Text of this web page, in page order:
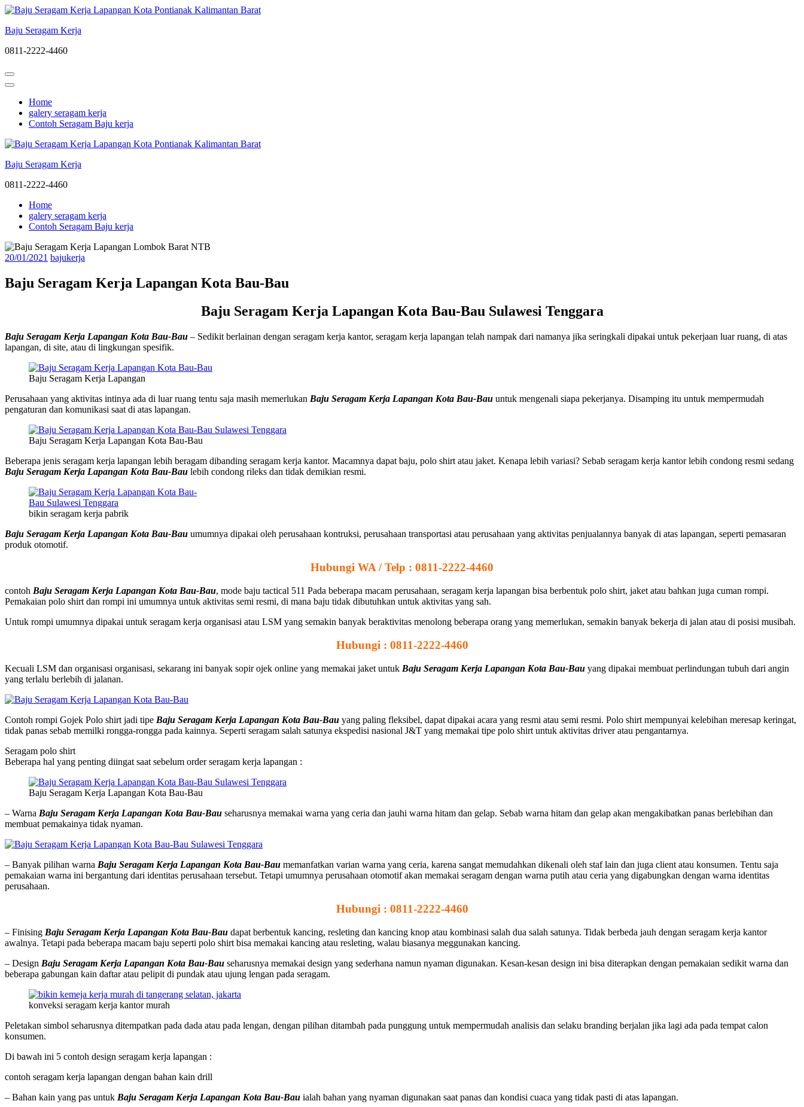
Lompat
konten
Enter)
Baju Seragam Kerja
0811-2222-4460
Home
galery seragam kerja
Contoh Seragam Baju kerja
Baju Seragam Kerja
0811-2222-4460
Home
galery seragam kerja
Contoh Seragam Baju kerja
20/01/2021 bajukerja
Baju Seragam Kerja Lapangan Kota Bau-Bau
Baju Seragam Kerja Lapangan Kota Bau-Bau Sulawesi Tenggara
Baju Seragam Kerja Lapangan Kota Bau-Bau – Sedikit berlainan dengan seragam kerja kantor, seragam kerja lapangan telah nampak dari namanya jika seringkali dipakai untuk pekerjaan luar ruang, di atas
lapangan, di site, atau di lingkungan spesifik.
Baju Seragam Kerja Lapangan
Perusahaan yang aktivitas intinya ada di luar ruang tentu saja masih memerlukan Baju Seragam Kerja Lapangan Kota Bau-Bau untuk mengenali siapa pekerjanya. Disamping itu untuk mempermudah
pengaturan dan komunikasi saat di atas lapangan.
Baju Seragam Kerja Lapangan Kota Bau-Bau
Beberapa jenis seragam kerja lapangan lebih beragam dibanding seragam kerja kantor. Macamnya dapat baju, polo shirt atau jaket. Kenapa lebih variasi? Sebab seragam kerja kantor lebih condong resmi sedang
Baju Seragam Kerja Lapangan Kota Bau-Bau lebih condong rileks dan tidak demikian resmi.
bikin seragam kerja pabrik
Baju Seragam Kerja Lapangan Kota Bau-Bau umumnya dipakai oleh perusahaan kontruksi, perusahaan transportasi atau perusahaan yang aktivitas penjualannya banyak di atas lapangan, seperti pemasaran
produk otomotif.
Hubungi WA / Telp : 0811-2222-4460
contoh Baju Seragam Kerja Lapangan Kota Bau-Bau, mode baju tactical 511 Pada beberapa macam perusahaan, seragam kerja lapangan bisa berbentuk polo shirt, jaket atau bahkan juga cuman rompi.
Pemakaian polo shirt dan rompi ini umumnya untuk aktivitas semi resmi, di mana baju tidak dibutuhkan untuk aktivitas yang sah.
Untuk rompi umumnya dipakai untuk seragam kerja organisasi atau LSM yang semakin banyak beraktivitas menolong beberapa orang yang memerlukan, semakin banyak bekerja di jalan atau di posisi musibah.
Hubungi : 0811-2222-4460
Kecuali LSM dan organisasi organisasi, sekarang ini banyak sopir ojek online yang memakai jaket untuk Baju Seragam Kerja Lapangan Kota Bau-Bau yang dipakai membuat perlindungan tubuh dari angin
yang terlalu berlebih di jalanan.
Contoh rompi Gojek Polo shirt jadi tipe Baju Seragam Kerja Lapangan Kota Bau-Bau yang paling fleksibel, dapat dipakai acara yang resmi atau semi resmi. Polo shirt mempunyai kelebihan meresap keringat,
tidak panas sebab memilki rongga-rongga pada kainnya. Seperti seragam salah satunya ekspedisi nasional J&T yang memakai tipe polo shirt untuk aktivitas driver atau pengantarnya.
Seragam polo shirt
Beberapa hal yang penting diingat saat sebelum order seragam kerja lapangan :
Baju Seragam Kerja Lapangan Kota Bau-Bau
– Warna Baju Seragam Kerja Lapangan Kota Bau-Bau seharusnya memakai warna yang ceria dan jauhi warna hitam dan gelap. Sebab warna hitam dan gelap akan mengakibatkan panas berlebihan dan
membuat pemakainya tidak nyaman.
– Banyak pilihan warna Baju Seragam Kerja Lapangan Kota Bau-Bau memanfatkan varian warna yang ceria, karena sangat memudahkan dikenali oleh staf lain dan juga client atau konsumen. Tentu saja
pemakaian warna ini bergantung dari identitas perusahaan tersebut. Tetapi umumnya perusahaan otomotif akan memakai seragam dengan warna putih atau ceria yang digabungkan dengan warna identitas
perusahaan.
Hubungi : 0811-2222-4460
– Finising Baju Seragam Kerja Lapangan Kota Bau-Bau dapat berbentuk kancing, resleting dan kancing knop atau kombinasi salah dua salah satunya. Tidak berbeda jauh dengan seragam kerja kantor
awalnya. Tetapi pada beberapa macam baju seperti polo shirt bisa memakai kancing atau resleting, walau biasanya meggunakan kancing.
– Design Baju Seragam Kerja Lapangan Kota Bau-Bau seharusnya memakai design yang sederhana namun nyaman digunakan. Kesan-kesan design ini bisa diterapkan dengan pemakaian sedikit warna dan
beberapa gabungan kain daftar atau pelipit di pundak atau ujung lengan pada seragam.
konveksi seragam kerja kantor murah
Peletakan simbol seharusnya ditempatkan pada dada atau pada lengan, dengan pilihan ditambah pada punggung untuk mempermudah analisis dan selaku branding berjalan jika lagi ada pada tempat calon
konsumen.
Di bawah ini 5 contoh design seragam kerja lapangan :
contoh seragam kerja lapangan dengan bahan kain drill
– Bahan kain yang pas untuk Baju Seragam Kerja Lapangan Kota Bau-Bau ialah bahan yang nyaman digunakan saat panas dan kondisi cuaca yang tidak pasti di atas lapangan.